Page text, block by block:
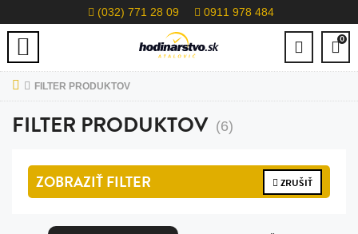
(032) 771 28 09 0911 978 484
0
FILTER PRODUKTOV
FILTER PRODUKTOV (6)
ZOBRAZIŤFILTER ZRUŠIŤ